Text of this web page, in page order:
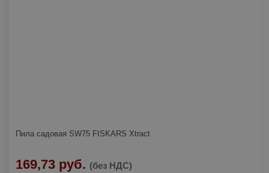
Пила садовая SW75 FISKARS Xtract
169,73 руб. (без НДС)